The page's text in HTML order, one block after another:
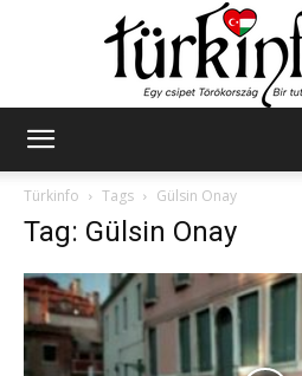
Türkinfo
Tags Gülsin Onay
Tag: Gülsin Onay